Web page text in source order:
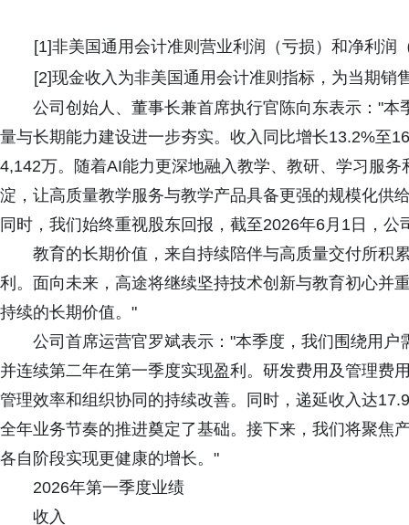
[1]非美国通用会计准则营业利润（亏损）和净利润
[2]现金收入为非美国通用会计准则指标，为当期销
公司创始人、董事长兼首席执行官陈向东表示："
量与长期能力建设进一步夯实。收入同比增长13.2%至
4,142万。随着AI能力更深地融入教学、教研、学习服
淀，让高质量教学服务与教学产品具备更强的规模化供
同时，我们始终重视股东回报，截至2026年6月1日，
教育的长期价值，来自持续陪伴与高质量交付所积
利。面向未来，高途将继续坚持技术创新与教育初心并
持续的长期价值。"
公司首席运营官罗斌表示："本季度，我们围绕用
并连续第二年在第一季度实现盈利。研发费用及管理费
管理效率和组织协同的持续改善。同时，递延收入达
全年业务节奏的推进奠定了基础。接下来，我们将聚焦
各自阶段实现更健康的增长。"
2026年第一季度业绩
收入